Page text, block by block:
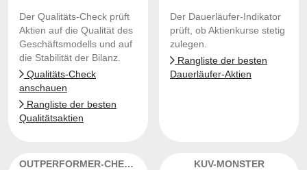
Der Qualitäts-Check prüft
Aktien auf die Qualität des
Geschäftsmodells und auf
die Stabilität der Bilanz.
Qualitäts-Check
anschauen
Rangliste der besten
Qualitätsaktien
Der Dauerläufer-Indikator
prüft, ob Aktienkurse stetig
zulegen.
Rangliste der besten
Dauerläufer-Aktien
OUTPERFORMER-CHECK KUV-MONSTER